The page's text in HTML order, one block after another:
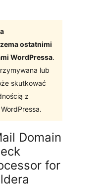
ostatnimi
WordPressa.
lub
skutkować
z
Domain
for